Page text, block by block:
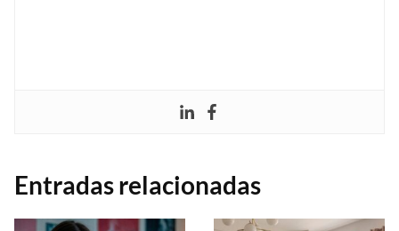
Entradas relacionadas